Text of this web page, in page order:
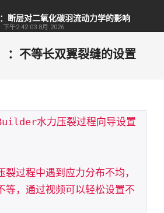
断层对二氧化碳羽流动力学的影响
下午2:42 03 8月 2026
：不等长双翼裂缝的设置
水力压裂过程向导设置
裂过程中遇到应力分布不均，
等，通过视频可以轻松设置不